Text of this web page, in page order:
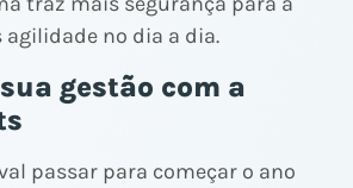
agilidade no dia a dia.
gestão com a
passar para começar o ano